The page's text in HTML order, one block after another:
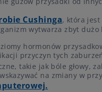
Cushinga, która jest
wytwarza zbyt dużo
hormonów
przyczyn tych
takie jak bóle głowy,
na zmiany w